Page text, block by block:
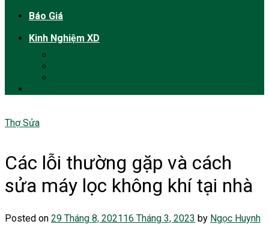
Báo Giá
Kinh Nghiệm XD
Thợ Sửa
Các lỗi thường gặp và cách
sửa máy lọc không khí tại nhà
Posted on 29 Tháng 8, 202116 Tháng 3, 2023 by Ngọc Huynh